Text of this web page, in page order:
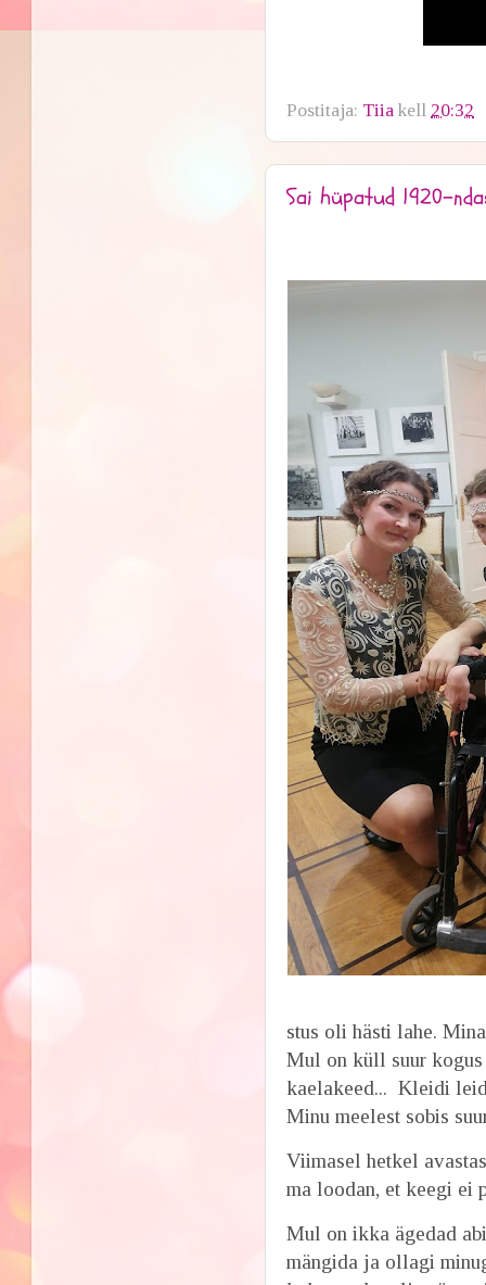
Postitaja: Tiia kell 20:32
Sai hüpatud 1920-
stus oli hästi lahe.
Mul on küll suur
kaelakeed... Kleidi
Minu meelest sobis
Viimasel hetkel
ma loodan, et keegi ei
Mul on ikka ägedad
mängida ja ollagi